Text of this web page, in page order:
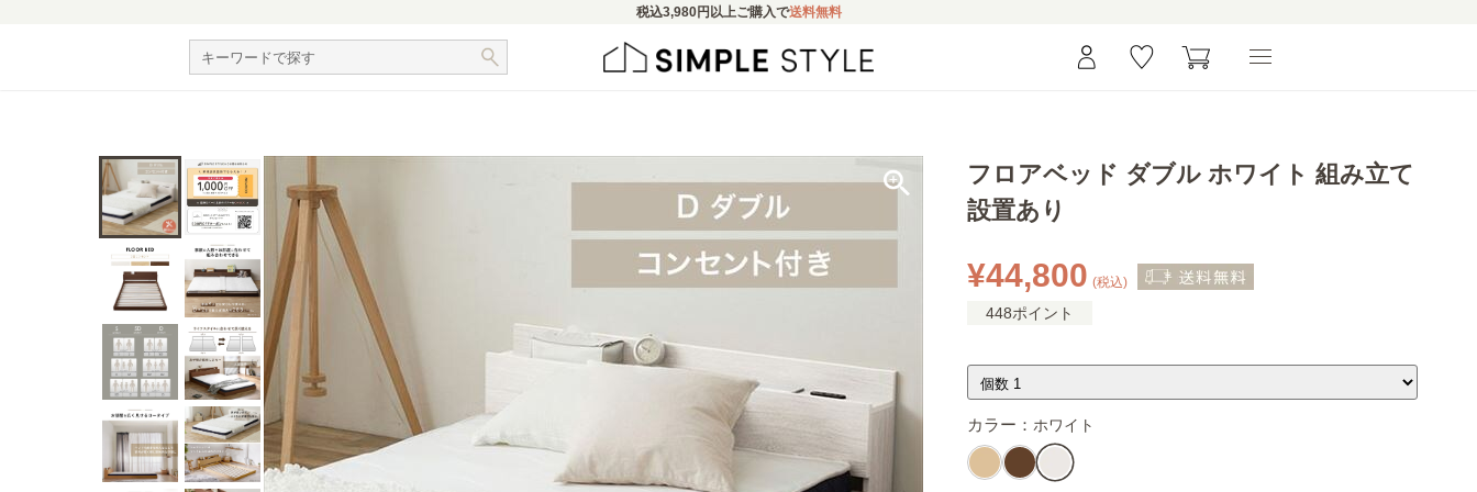
税込3,980円 以上ご購入で送料無料
フロアベッド ダブル ホワイト 組み立て
設置あり
¥44,800 (税込)
448ポイント
カラー： ホワイト